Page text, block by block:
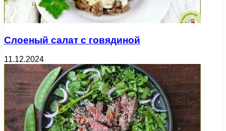
Слоеный салат с говядиной
11.12.2024